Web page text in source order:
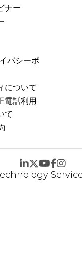
ナー
バシーポ
について
電話利用
て